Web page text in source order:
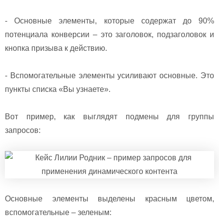
- Основные элементы, которые содержат до 90%
потенциала конверсии – это заголовок, подзаголовок и
кнопка призыва к действию.
- Вспомогательные элементы усиливают основные. Это
пункты списка «Вы узнаете».
Вот пример, как выглядят подмены для группы
запросов:
Основные элементы выделены красным цветом,
вспомогательные – зеленым: